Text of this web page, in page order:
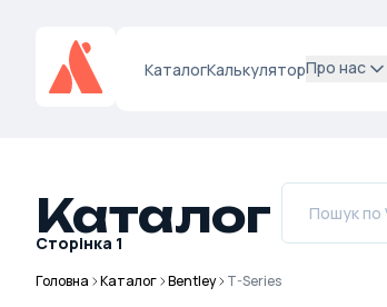
КаталогКалькуляторПро нас
Каталог
Сторінка 1
Головна Каталог Bentley T-Series